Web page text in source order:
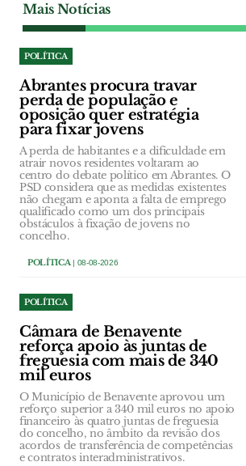
Mais Notícias
POLÍTICA
Abrantes procura travar
perda de população e
oposição quer estratégia
para fixar jovens
A perda de habitantes e a dificuldade em
atrair novos residentes voltaram ao
centro do debate político em Abrantes. O
PSD considera que as medidas existentes
não chegam e aponta a falta de emprego
qualificado como um dos principais
obstáculos à fixação de jovens no
concelho.
POLÍTICA| 08-08-2026
POLÍTICA
Câmara de Benavente
reforça apoio às juntas de
freguesia com mais de 340
mil euros
O Município de Benavente aprovou um
reforço superior a 340 mil euros no apoio
financeiro às quatro juntas de freguesia
do concelho, no âmbito da revisão dos
acordos de transferência de competências
e contratos interadministrativos.